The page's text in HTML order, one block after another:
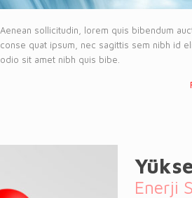
Aenean sollicitudin, lorem quis bibendum
conse quat ipsum, nec sagittis sem nibh id
odio sit amet nibh quis bibe.
Enerji